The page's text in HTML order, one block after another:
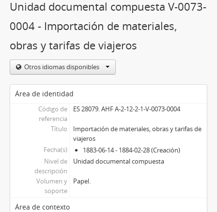
Unidad documental compuesta V-0073-
0004 - Importación de materiales,
obras y tarifas de viajeros
Otros idiomas disponibles
Área de identidad
Código de
referencia
ES 28079. AHF A-2-12-2-1-V-0073-0004
Título
Importación de materiales, obras y tarifas de
viajeros
Fecha(s)
1883-06-14 - 1884-02-28 (Creación)
Nivel de
descripción
Unidad documental compuesta
Volumen y
soporte
Papel.
Área de contexto